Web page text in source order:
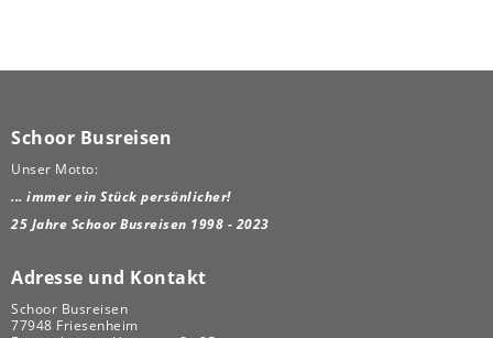
Schoor Busreisen
Unser Motto:
... immer ein Stück persönlicher!
25 Jahre Schoor Busreisen 1998 - 2023
Adresse und Kontakt
Schoor Busreisen
77948 Friesenheim